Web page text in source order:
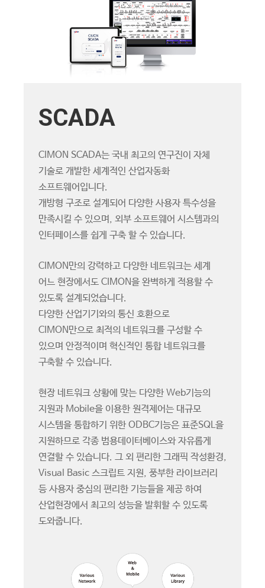
SCADA
CIMON SCADA는 국내 최고의 연구진이 자체
기술로 개발한 세계적인 산업자동화
소프트웨어입니다.
개방형 구조로 설계되어 다양한 사용자 특수성을
만족시킬 수 있으며, 외부 소프트웨어 시스템과의
인터페이스를 쉽게 구축 할 수 있습니다.
CIMON만의 강력하고 다양한 네트워크는 세계
어느 현장에서도 CIMON을 완벽하게 적용할 수
있도록 설계되었습니다.
다양한 산업기기와의 통신 호환으로
CIMON만으로 최적의 네트워크를 구성할 수
있으며 안정적이며 혁신적인 통합 네트워크를
구축할 수 있습니다.
현장 네트워크 상황에 맞는 다양한 Web기능의
지원과 Mobile을 이용한 원격제어는 대규모
시스템을 통합하기 위한 ODBC기능은 표준SQL을
지원하므로 각종 범용데이터베이스와 자유롭게
연결할 수 있습니다. 그 외 편리한 그래픽 작성환경,
Visual Basic 스크립트 지원, 풍부한 라이브러리
등 사용자 중심의 편리한 기능들을 제공 하여
산업현장에서 최고의 성능을 발휘할 수 있도록
도와줍니다.